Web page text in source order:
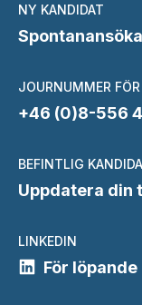
NY KANDIDAT
JOURNUMMER
+46 (0)8-556
BEFINTLIG
Uppdatera din
LINKEDIN
För